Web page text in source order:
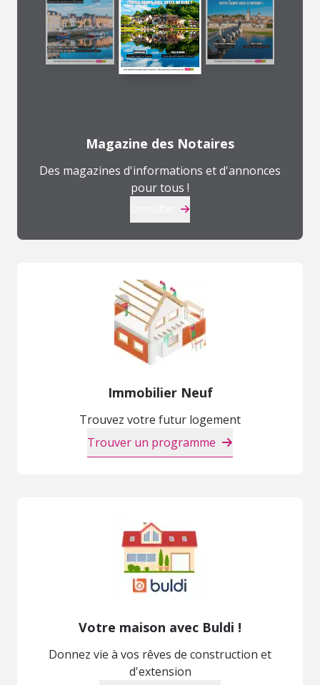
Magazine des Notaires
Des magazines d'informations et d'annonces
pour tous !
Immobilier Neuf
Trouvez votre futur logement
Trouver un programme
Votre maison avec Buldi !
Donnez vie à vos rêves de construction et
d'extension